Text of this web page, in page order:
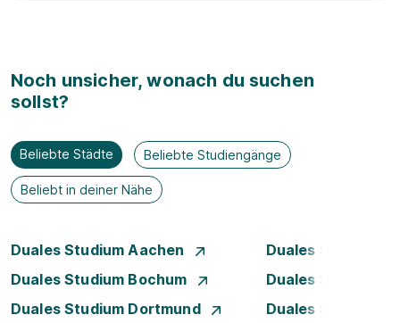
Noch unsicher, wonach du suchen
sollst?
Beliebte Städte Beliebte Studiengänge
Beliebt in deiner Nähe
Duales Studium Aachen
Duales Studium
Duales Studium Bochum
Duales Studium
Duales Studium Dortmund
Duales Studium